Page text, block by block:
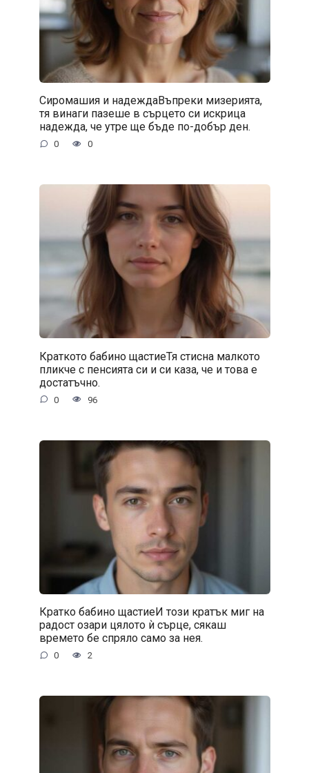
Сиромашия и надеждаВъпреки мизерията,
тя винаги пазеше в сърцето си искрица
надежда, че утре ще бъде по-добър ден.
0 0
Краткото бабино щастиеТя стисна малкото
пликче с пенсията си и си каза, че и това е
достатъчно.
0 96
Кратко бабино щастиеИ този кратък миг на
радост озари цялото ѝ сърце, сякаш
времето бе спряло само за нея.
0 2